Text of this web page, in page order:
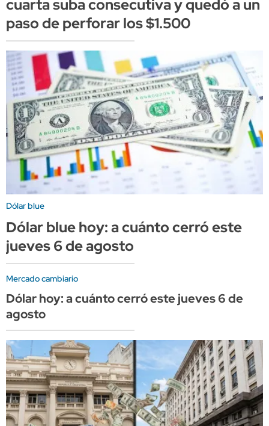
cuarta suba consecutiva y quedó a un
paso de perforar los $1.500
Dólar blue
Dólar blue hoy: a cuánto cerró este
jueves 6 de agosto
Mercado cambiario
Dólar hoy: a cuánto cerró este jueves 6 de
agosto